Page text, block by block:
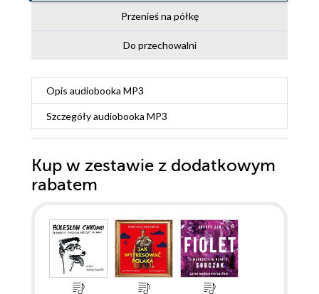
Przenieś na półkę
Do przechowalni
Opis audiobooka MP3
Szczegółyaudiobooka MP3
Kup w zestawie z dodatkowym
rabatem